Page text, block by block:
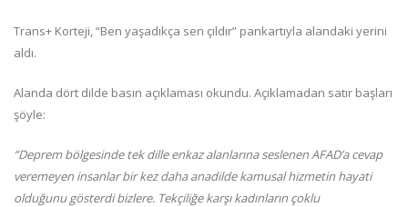
Trans+ Korteji, “Ben yaşadıkça sen çıldır” pankartıyla alandaki yerini
aldı.
Alanda dört dilde basın açıklaması okundu. Açıklamadan satır başları
şöyle:
“Deprem bölgesinde tek dille enkaz alanlarına seslenen AFAD’a cevap
veremeyen insanlar bir kez daha anadilde kamusal hizmetin hayati
olduğunu gösterdi bizlere. Tekçiliğe karşı kadınların çoklu